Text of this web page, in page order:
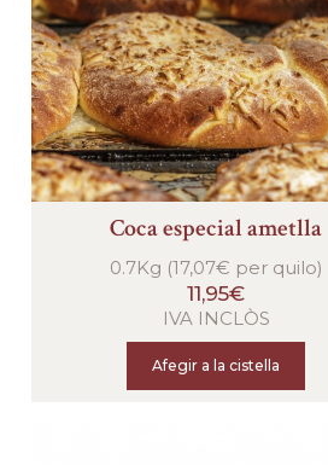
Coca especial ametlla
0.7Kg (17,07€ per quilo)
11,95€
IVA INCLÒS
Afegir a la cistella